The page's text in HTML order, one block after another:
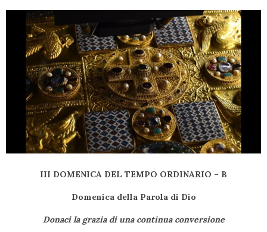
III DOMENICA DEL TEMPO ORDINARIO – B
Domenica della Parola di Dio
Donaci la grazia di una continua conversione